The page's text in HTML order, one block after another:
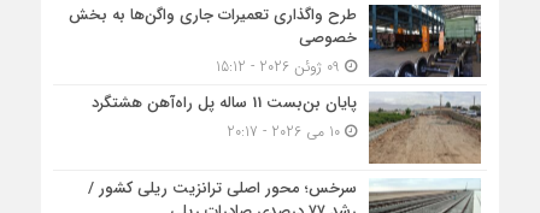
طرح واگذاری تعمیرات جاری واگن‌ها به بخش
خصوصی
پایان بن‌بست 11 ساله پل راه‌آهن هشتگرد
10 می 2026 - 20:17
سرخس؛ محور اصلی ترانزیت ریلی کشور /